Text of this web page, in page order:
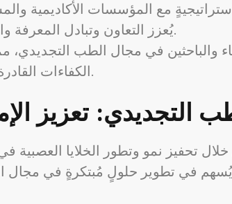
مع المؤسسات الأكاديمية
يُعزز التعاون وتبادل المعرفة والخبرات في مجال الطب التجديدي.
والباحثين في مجال الطب
الكفاءات القادرة على تطبيق هذه التقنيات الجديدة.
التجديدي: تعزيز
تحفيز نمو وتطور الخلايا العصبية في